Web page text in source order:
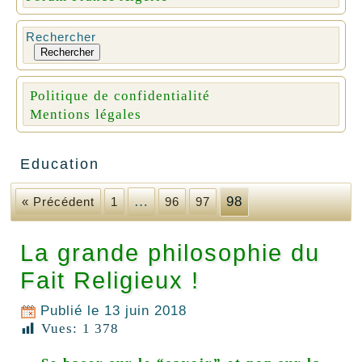
Rechercher
Rechercher
Politique de confidentialité
Mentions légales
Education
« Précédent 1 … 96 97 98
La grande philosophie du
Fait Religieux !
Publié le 13 juin 2018
Vues: 1 378